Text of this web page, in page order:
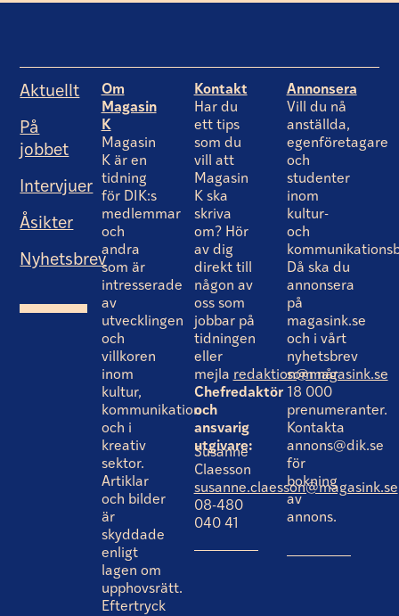
Aktuellt
På
jobbet
Intervjuer
Åsikter
Nyhetsbrev
Om
Magasin
K
Magasin
K är en
tidning
för DIK:s
medlemmar
och
andra
som är
intresserade
av
utvecklingen
och
villkoren
inom
kultur,
kommunikation
och i
kreativ
sektor.
Artiklar
och bilder
är
skyddade
enligt
lagen om
upphovsrätt.
Eftertryck
Kontakt
Har du
ett tips
som du
vill att
Magasin
K ska
skriva
om? Hör
av dig
direkt till
någon av
oss som
jobbar på
tidningen
eller
mejla redaktion@magasink.se
Chefredaktör
och
ansvarig
utgivare:
Susanne
Claesson
susanne.claesson@magasink.se
08-480
040 41
Annonsera
Vill du nå
anställda,
egenföretagare
och
studenter
inom
kultur-
och
Då ska du
annonsera
på
magasink.se
och i vårt
nyhetsbrev
som når
18 000
prenumeranter.
Kontakta
annons@dik.se
för
bokning
av
annons.